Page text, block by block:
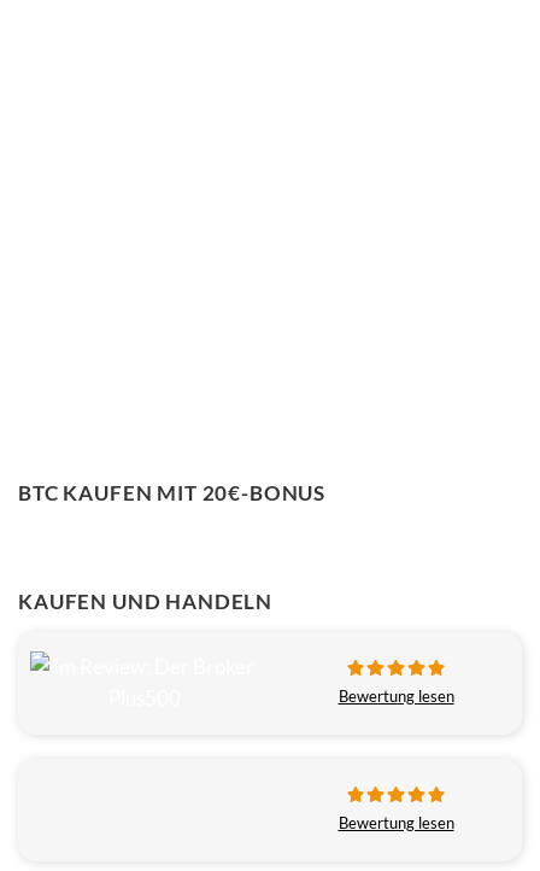
BTC KAUFEN MIT 20€-BONUS
KAUFEN UND HANDELN
Bewertung lesen
Bewertung lesen